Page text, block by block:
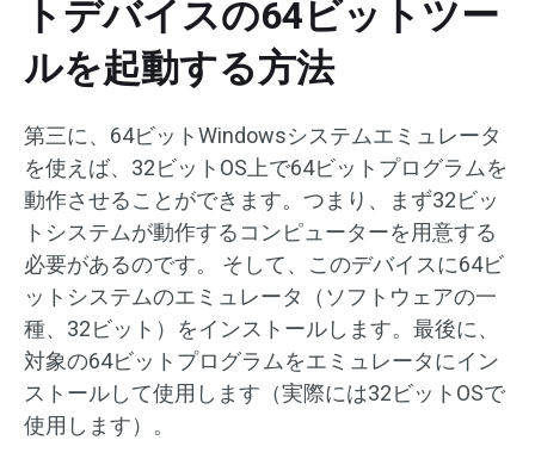
トデバイスの64ビットツー
ルを起動する方法
第三に、64ビットWindowsシステムエミュレータ
を使えば、32ビットOS上で64ビットプログラムを
動作させることができます。つまり、まず32ビッ
トシステムが動作するコンピューターを用意する
必要があるのです。 そして、このデバイスに64ビ
ットシステムのエミュレータ（ソフトウェアの一
種、32ビット）をインストールします。最後に、
対象の64ビットプログラムをエミュレータにイン
ストールして使用します（実際には32ビットOSで
使用します）。